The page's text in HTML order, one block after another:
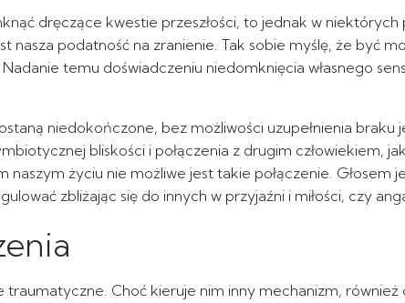
dręczące kwestie przeszłości, to jednak w
nasza podatność na zranienie. Tak sobie myślę, że być
temu doświadczeniu niedomknięcia własnego
niedokończone, bez możliwości uzupełnienia
bliskości i połączenia z drugim człowiekiem,
naszym życiu nie możliwe jest takie połączenie. Głosem
zbliżając się do innych w przyjaźni i miłości, czy
Choć kieruje nim inny mechanizm, również